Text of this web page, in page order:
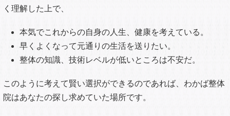
く理解した上で、
本気でこれからの自身の人生、健康を考えている。
早くよくなって元通りの生活を送りたい。
整体の知識、技術レベルが低いところは不安だ。
このように考えて賢い選択ができるのであれば、わかば整体
院はあなたの探し求めていた場所です。